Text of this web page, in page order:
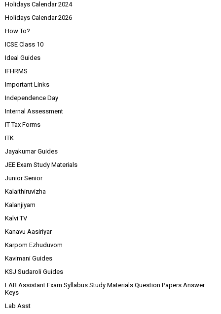
Holidays Calendar 2024
Holidays Calendar 2026
How To?
ICSE Class 10
Ideal Guides
IFHRMS
Important Links
Independence Day
Internal Assessment
IT Tax Forms
ITK
Jayakumar Guides
JEE Exam Study Materials
Junior Senior
Kalaithiruvizha
Kalanjiyam
Kalvi TV
Kanavu Aasiriyar
Karpom Ezhuduvom
Kavimani Guides
KSJ Sudaroli Guides
LAB Assistant Exam Syllabus Study Materials Question Papers Answer
Keys
Lab Asst